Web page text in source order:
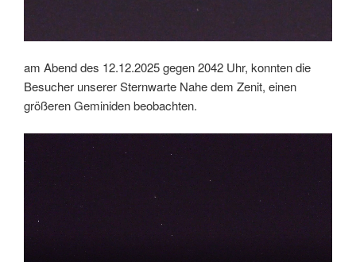
am Abend des 12.12.2025 gegen 2042 Uhr, konnten die
Besucher unserer Sternwarte Nahe dem Zenit, einen
größeren Geminiden beobachten.